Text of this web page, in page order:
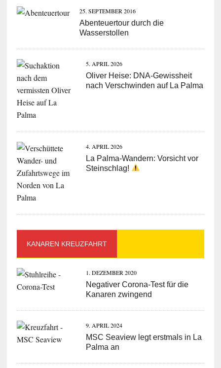
25. SEPTEMBER 2016
Abenteuertour durch die
Wasserstollen
5. APRIL 2026
Oliver Heise: DNA-Gewissheit
nach Verschwinden auf La Palma
4. APRIL 2026
La Palma-Wandern: Vorsicht vor
Steinschlag!
KANAREN KREUZFAHRT
1. DEZEMBER 2020
Negativer Corona-Test für die
Kanaren zwingend
9. APRIL 2024
MSC Seaview legt erstmals in La
Palma an